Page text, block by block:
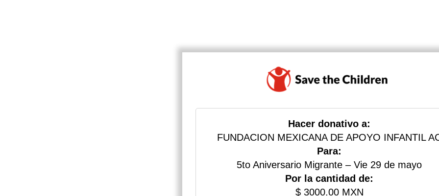
Hacer donativo a:
FUNDACION MEXICANA DE APOYO INFANTIL
Para:
5to Aniversario Migrante – Vie 29 de mayo
Por la cantidad de:
$ 3000.00 MXN